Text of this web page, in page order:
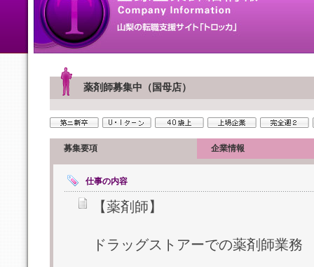
薬剤師募集中（国母店）
募集要項 企業情報
仕事の内容
【薬剤師】
ドラッグストアーでの薬剤師業務